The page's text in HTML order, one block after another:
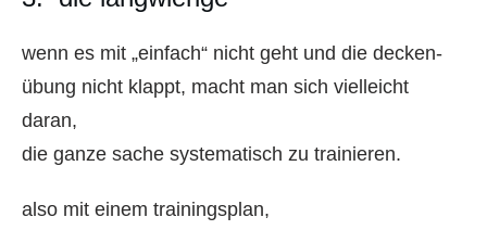
wenn es mit „einfach“ nicht geht und die decken-
übung nicht klappt, macht man sich vielleicht
daran,
die ganze sache systematisch zu trainieren.
also mit einem trainingsplan,